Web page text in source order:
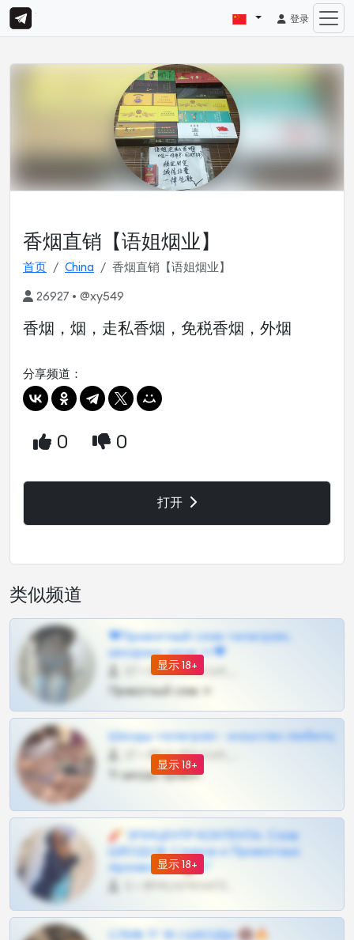
登录
香烟直销【语姐烟业】
首页 China 香烟直销【语姐烟业】
26927 • @xy549
香烟，烟，走私香烟，免税香烟，外烟
分享频道：
0 0
打开
类似频道
显示 18+
❤Приватный слив телеграм,
шкодных шкур тг❤
Приватный слив тг
显示 18+
Шкоды телеграм - искуство любить
Тг шкоды приват
显示 18+
🧨 ЭПИЦЕНТР КОНТЕНТА: Слив
ШКОДОВ Сливов и Приватных
Архивов ТГ 🔞💎
СЛИВ ТГ 18 | ШКОДЫ 🔞🔥